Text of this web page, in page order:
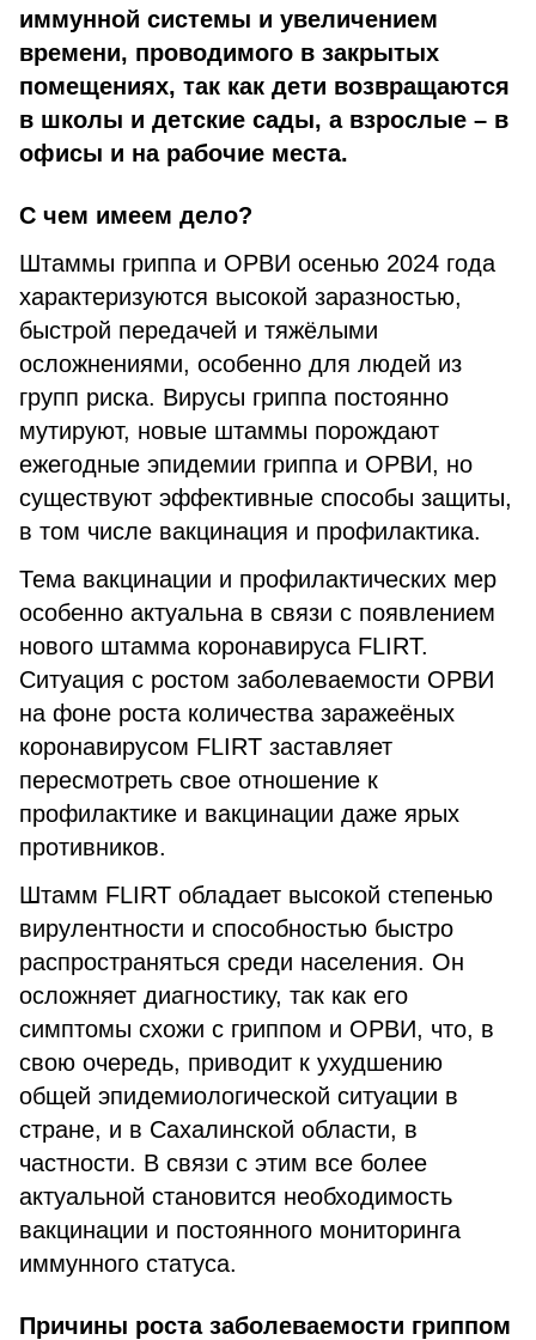
иммунной системы и увеличением
времени, проводимого в закрытых
помещениях, так как дети возвращаются
в школы и детские сады, а взрослые – в
офисы и на рабочие места.
С чем имеем дело?
Штаммы гриппа и ОРВИ осенью 2024 года
характеризуются высокой заразностью,
быстрой передачей и тяжёлыми
осложнениями, особенно для людей из
групп риска. Вирусы гриппа постоянно
мутируют, новые штаммы порождают
ежегодные эпидемии гриппа и ОРВИ, но
существуют эффективные способы защиты,
в том числе вакцинация и профилактика.
Тема вакцинации и профилактических мер
особенно актуальна в связи с появлением
нового штамма коронавируса FLIRT.
Ситуация с ростом заболеваемости ОРВИ
на фоне роста количества заражеёных
коронавирусом FLIRT заставляет
пересмотреть свое отношение к
профилактике и вакцинации даже ярых
противников.
Штамм FLIRT обладает высокой степенью
вирулентности и способностью быстро
распространяться среди населения. Он
осложняет диагностику, так как его
симптомы схожи с гриппом и ОРВИ, что, в
свою очередь, приводит к ухудшению
общей эпидемиологической ситуации в
стране, и в Сахалинской области, в
частности. В связи с этим все более
актуальной становится необходимость
вакцинации и постоянного мониторинга
иммунного статуса.
Причины роста заболеваемости гриппом